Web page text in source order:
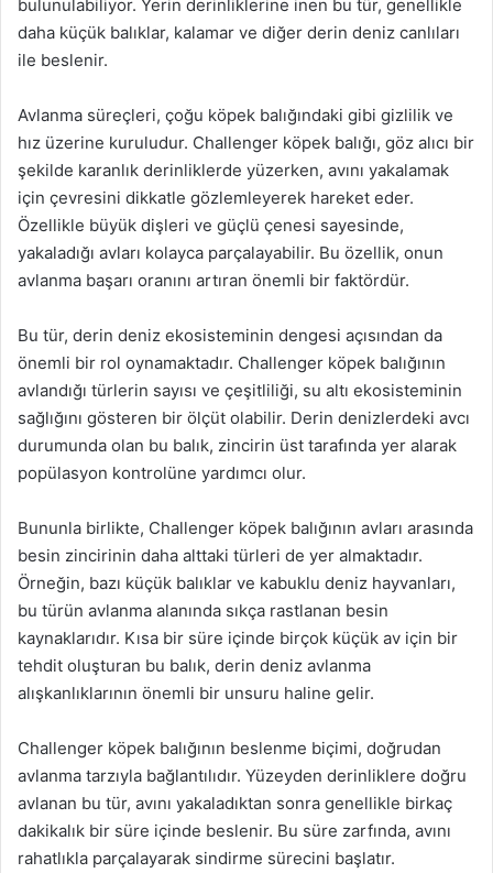
bulunulabiliyor. Yerin derinliklerine inen bu tür, genellikle
daha küçük balıklar, kalamar ve diğer derin deniz canlıları
ile beslenir.
Avlanma süreçleri, çoğu köpek balığındaki gibi gizlilik ve
hız üzerine kuruludur. Challenger köpek balığı, göz alıcı bir
şekilde karanlık derinliklerde yüzerken, avını yakalamak
için çevresini dikkatle gözlemleyerek hareket eder.
Özellikle büyük dişleri ve güçlü çenesi sayesinde,
yakaladığı avları kolayca parçalayabilir. Bu özellik, onun
avlanma başarı oranını artıran önemli bir faktördür.
Bu tür, derin deniz ekosisteminin dengesi açısından da
önemli bir rol oynamaktadır. Challenger köpek balığının
avlandığı türlerin sayısı ve çeşitliliği, su altı ekosisteminin
sağlığını gösteren bir ölçüt olabilir. Derin denizlerdeki avcı
durumunda olan bu balık, zincirin üst tarafında yer alarak
popülasyon kontrolüne yardımcı olur.
Bununla birlikte, Challenger köpek balığının avları arasında
besin zincirinin daha alttaki türleri de yer almaktadır.
Örneğin, bazı küçük balıklar ve kabuklu deniz hayvanları,
bu türün avlanma alanında sıkça rastlanan besin
kaynaklarıdır. Kısa bir süre içinde birçok küçük av için bir
tehdit oluşturan bu balık, derin deniz avlanma
alışkanlıklarının önemli bir unsuru haline gelir.
Challenger köpek balığının beslenme biçimi, doğrudan
avlanma tarzıyla bağlantılıdır. Yüzeyden derinliklere doğru
avlanan bu tür, avını yakaladıktan sonra genellikle birkaç
dakikalık bir süre içinde beslenir. Bu süre zarfında, avını
rahatlıkla parçalayarak sindirme sürecini başlatır.